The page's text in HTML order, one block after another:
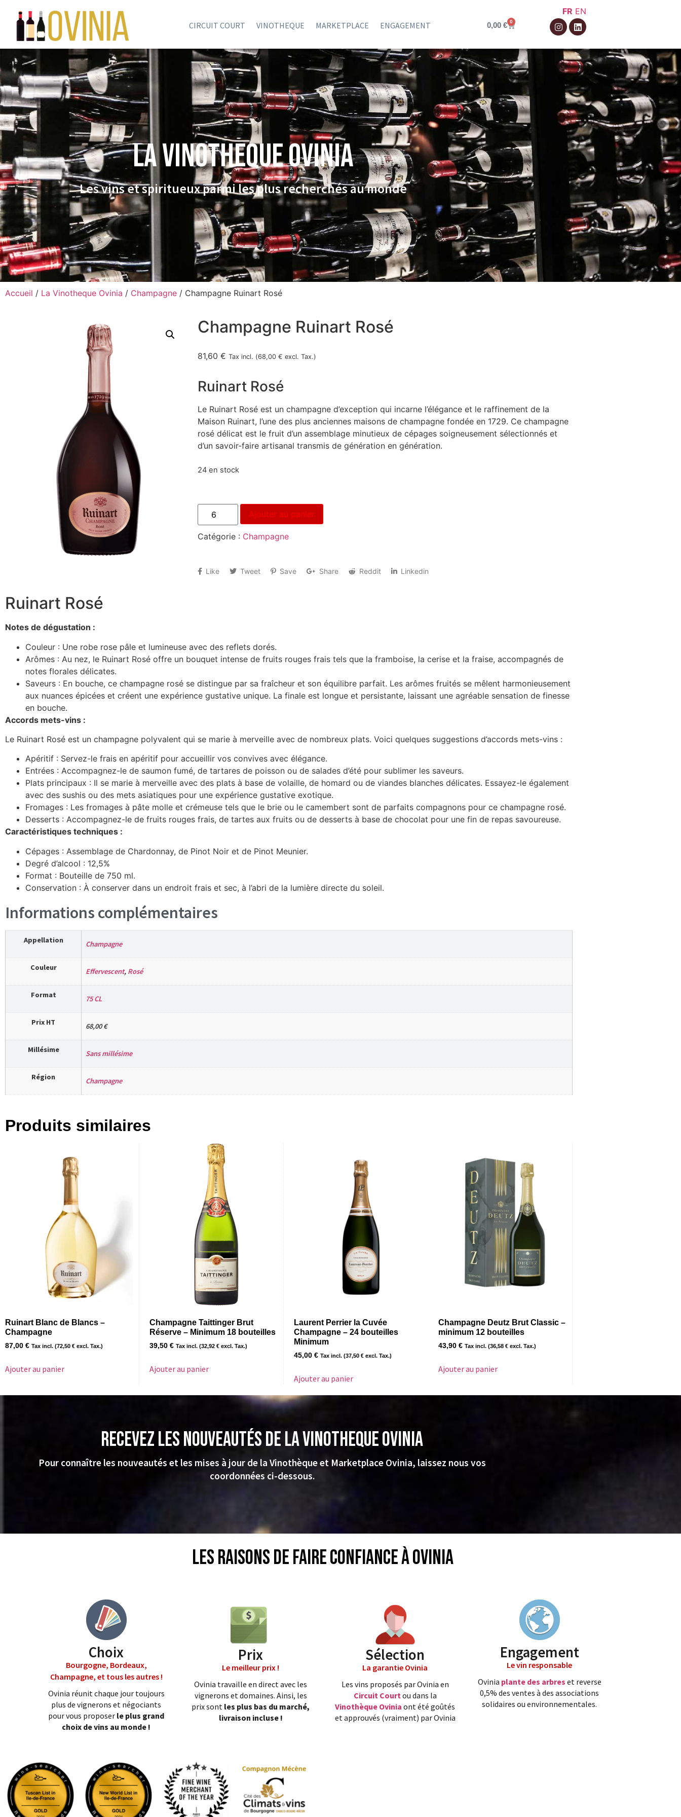
CIRCUIT COURT VINOTHEQUE MARKETPLACE ENGAGEMENT 0,00€ 0
FR EN
La VINOTHEQUE Ovinia
Les vins et spiritueux parmi les plus recherchés au monde
Accueil / La Vinotheque Ovinia / Champagne / Champagne Ruinart Rosé
Champagne Ruinart Rosé
81,60 € Tax incl. (68,00 € excl. Tax.)
Ruinart Rosé
Le Ruinart Rosé est un champagne d’exception qui incarne l’élégance et le raffinement de la
Maison Ruinart, l’une des plus anciennes maisons de champagne fondée en 1729. Ce champagne
rosé délicat est le fruit d’un assemblage minutieux de cépages soigneusement sélectionnés et
d’un savoir-faire artisanal transmis de génération en génération.
24 en stock
Ajouter au panier
Catégorie : Champagne
Like Tweet Save Share Reddit Linkedin
Ruinart Rosé
Notes de dégustation :
Couleur : Une robe rose pâle et lumineuse avec des reflets dorés.
Arômes : Au nez, le Ruinart Rosé offre un bouquet intense de fruits rouges frais tels que la framboise, la cerise et la fraise, accompagnés de
notes florales délicates.
Saveurs : En bouche, ce champagne rosé se distingue par sa fraîcheur et son équilibre parfait. Les arômes fruités se mêlent harmonieusement
aux nuances épicées et créent une expérience gustative unique. La finale est longue et persistante, laissant une agréable sensation de finesse
en bouche.
Accords mets-vins :
Le Ruinart Rosé est un champagne polyvalent qui se marie à merveille avec de nombreux plats. Voici quelques suggestions d’accords mets-vins :
Apéritif : Servez-le frais en apéritif pour accueillir vos convives avec élégance.
Entrées : Accompagnez-le de saumon fumé, de tartares de poisson ou de salades d’été pour sublimer les saveurs.
Plats principaux : Il se marie à merveille avec des plats à base de volaille, de homard ou de viandes blanches délicates. Essayez-le également
avec des sushis ou des mets asiatiques pour une expérience gustative exotique.
Fromages : Les fromages à pâte molle et crémeuse tels que le brie ou le camembert sont de parfaits compagnons pour ce champagne rosé.
Desserts : Accompagnez-le de fruits rouges frais, de tartes aux fruits ou de desserts à base de chocolat pour une fin de repas savoureuse.
Caractéristiques techniques :
Cépages : Assemblage de Chardonnay, de Pinot Noir et de Pinot Meunier.
Degré d’alcool : 12,5%
Format : Bouteille de 750 ml.
Conservation : À conserver dans un endroit frais et sec, à l’abri de la lumière directe du soleil.
Informations complémentaires
Appellation Champagne
Couleur Effervescent, Rosé
Format 75 CL
Prix HT 68,00 €
Millésime Sans millésime
Région Champagne
Produits similaires
Ruinart Blanc de Blancs –
Champagne
87,00 € Tax incl. (72,50 € excl. Tax.)
Ajouter au panier
Champagne Taittinger Brut
Réserve – Minimum 18 bouteilles
39,50 € Tax incl. (32,92 € excl. Tax.)
Ajouter au panier
Laurent Perrier la Cuvée
Champagne – 24 bouteilles
Minimum
45,00 € Tax incl. (37,50 € excl. Tax.)
Ajouter au panier
Champagne Deutz Brut Classic –
minimum 12 bouteilles
43,90 € Tax incl. (36,58 € excl. Tax.)
Ajouter au panier
Recevez les nouveautés de la VINOTHEQUE Ovinia
Pour connaître les nouveautés et les mises à jour de la Vinothèque et Marketplace Ovinia, laissez nous vos
coordonnées ci-dessous.
Les raisons de faire confiance à Ovinia
Choix
Bourgogne, Bordeaux,
Champagne, et tous les autres !
Ovinia réunit chaque jour toujours
plus de vignerons et négociants
pour vous proposer le plus grand
choix de vins au monde !
Prix
Le meilleur prix !
Ovinia travaille en direct avec les
vignerons et domaines. Ainsi, les
prix sont les plus bas du marché,
livraison incluse !
Sélection
La garantie Ovinia
Les vins proposés par Ovinia en
Circuit Courtou dans la
Vinothèque Ovinia ont été goûtés
et approuvés (vraiment) par Ovinia
Engagement
Le vin responsable
Ovinia plante des arbres et reverse
0,5% des ventes à des associations
solidaires ou environnementales.